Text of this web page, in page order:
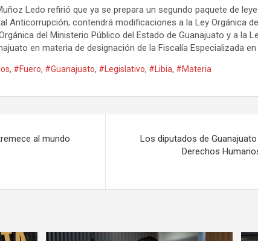
Ledo refirió que ya se prepara un segundo paquete de
Anticorrupción; contendrá modificaciones a la Ley Orgánica
del Ministerio Público del Estado de Guanajuato y a la
en materia de designación de la Fiscalía Especializada
, #Fuero, #Guanajuato, #Legislativo, #Libia, #Materia
al mundo
Los diputados de
Derechos